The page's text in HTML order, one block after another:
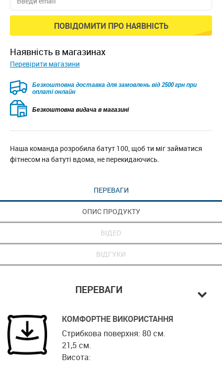
ПОВІДОМИТИ ПРО НАЯВНІСТЬ
наявність в магазинах
Перевірити магазини
Безкоштовна доставка для замовлень від 2500 грн при
оплаті онлайн
Безкоштовна видача в магазині
Наша команда розробила батут 100, щоб ти міг займатися
фітнесом на батуті вдома, не перекидаючись.
ПЕРЕВАГИ
ОПИС ПРОДУКТУ
ВІДЕО
ВІДГУКИ
ПЕРЕВАГИ
КОМФОРТНЕ ВИКОРИСТАННЯ
Стрибкова поверхня: 80 см.
21,5 см.
Висота: